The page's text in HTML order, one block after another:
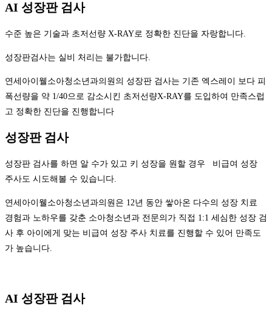
AI 성장판 검사
수준 높은 기술과 초저선량 X-RAY로 정확한 진단을 자랑합니다.
성장판검사는 실비 처리는 불가합니다.
연세아이웰소아청소년과의원의 성장판 검사는 기존 엑스레이 보다 피
폭선량을 약 1/40으로 감소시킨 초저선량X-RAY를 도입하여 만족스럽
고 정확한 진단을 진행합니다
성장판 검사
성장판 검사를 하면 알 수가 있고 키 성장을 원할 경우 비급여 성장
주사도 시도해볼 수 있습니다.
연세아이웰소아청소년과의원은 12년 동안 쌓아온 다수의 성장 치료
경험과 노하우를 갖춘 소아청소년과 전문의가 직접 1:1 세심한 성장 검
사 후 아이에게 맞는 비급여 성장 주사 치료를 진행할 수 있어 만족도
가 높습니다.
AI 성장판 검사